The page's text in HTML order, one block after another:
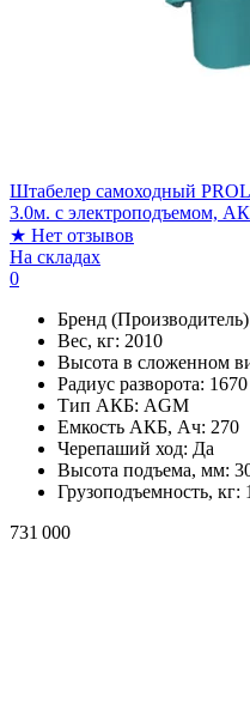
Штабелер самоходный
3.0м. с электроподъемом,
★ Нет отзывов
На складах
0
Бренд
Вес, кг: 2010
Высота в сложенном
Радиус разворота: 1670
Тип АКБ: AGM
Емкость АКБ, Ач: 270
Черепаший ход: Да
Высота подъема, мм:
Грузоподъемность, кг:
731 000